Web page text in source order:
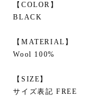
【COLOR】
BLACK
【MATERIAL】
Wool 100%
【SIZE】
サイズ表記 FREE